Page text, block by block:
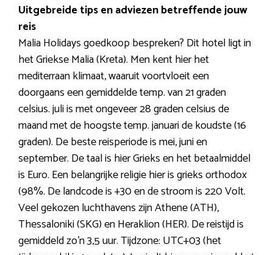
Uitgebreide tips en adviezen betreffende jouw
reis
Malia Holidays goedkoop bespreken? Dit hotel ligt in
het Griekse Malia (Kreta). Men kent hier het
mediterraan klimaat, waaruit voortvloeit een
doorgaans een gemiddelde temp. van 21 graden
celsius. juli is met ongeveer 28 graden celsius de
maand met de hoogste temp. januari de koudste (16
graden). De beste reisperiode is mei, juni en
september. De taal is hier Grieks en het betaalmiddel
is Euro. Een belangrijke religie hier is grieks orthodox
(98%. De landcode is +30 en de stroom is 220 Volt.
Veel gekozen luchthavens zijn Athene (ATH),
Thessaloniki (SKG) en Heraklion (HER). De reistijd is
gemiddeld zo’n 3,5 uur. Tijdzone: UTC+03 (het